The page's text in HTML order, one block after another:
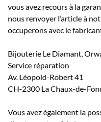
vous avez recours à la
nous renvoyer l’article à
occuperons avec le
Bijouterie Le Diamant,
Service réparation
Av. Léopold-Robert 41
CH-2300 La Chaux-de-
Vous avez également la